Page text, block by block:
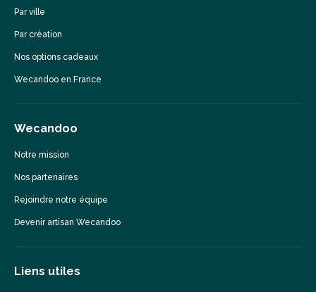
Par ville
Par création
Nos options cadeaux
Wecandoo en France
Wecandoo
Notre mission
Nos partenaires
Rejoindre notre équipe
Devenir artisan Wecandoo
Liens utiles